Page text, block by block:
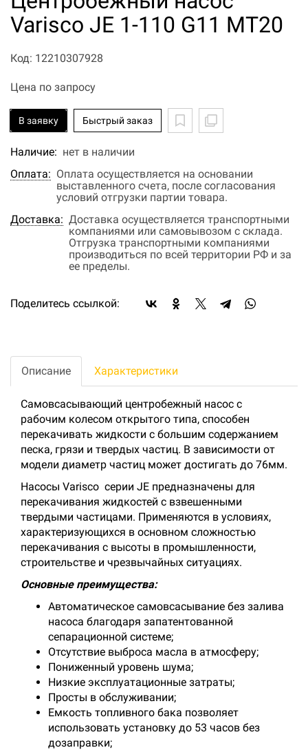
Varisco JE 1-110 G11 MT20
Код: 12210307928
Цена по запросу
В заявку Быстрый заказ
Наличие: нет в наличии
Оплата: Оплата осуществляется на основании
выставленного счета, после согласования
условий отгрузки партии товара.
Доставка: Доставка осуществляется транспортными
компаниями или самовывозом с склада.
Отгрузка транспортными компаниями
производиться по всей территории РФ и за
ее пределы.
Поделитесь ссылкой:
Описание Характеристики
Самовсасывающий центробежный насос с
рабочим колесом открытого типа, способен
перекачивать жидкости с большим содержанием
песка, грязи и твердых частиц. В зависимости от
модели диаметр частиц может достигать до 76мм.
Насосы Varisco серии JE предназначены для
перекачивания жидкостей с взвешенными
твердыми частицами. Применяются в условиях,
характеризующихся в основном сложностью
перекачивания с высоты в промышленности,
строительстве и чрезвычайных ситуациях.
Основные преимущества:
Автоматическое самовсасывание без залива
насоса благодаря запатентованной
сепарационной системе;
Отсутствие выброса масла в атмосферу;
Пониженный уровень шума;
Низкие эксплуатационные затраты;
Просты в обслуживании;
Емкость топливного бака позволяет
использовать установку до 53 часов без
дозаправки;